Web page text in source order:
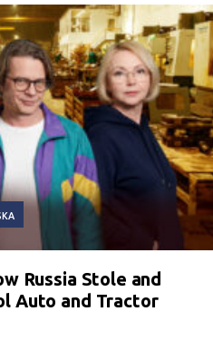
Russia Stole and
Auto and Tractor